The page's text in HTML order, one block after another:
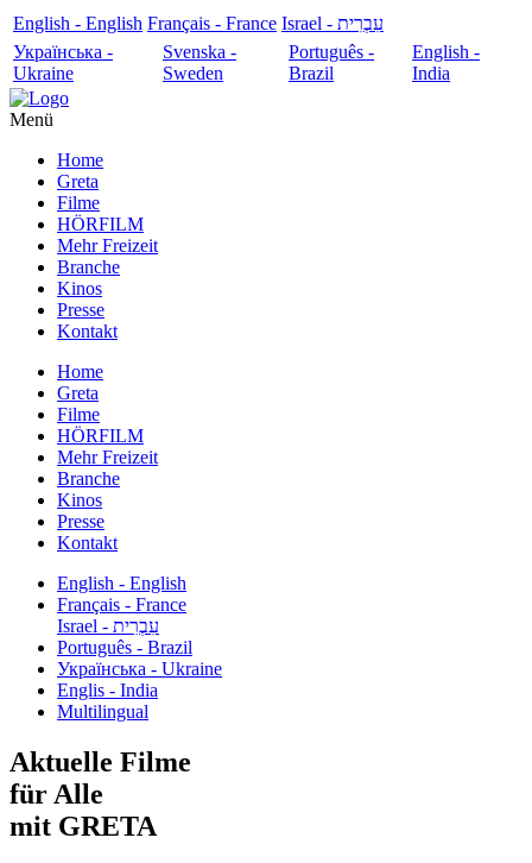
English - English Français - France
עִבְרִית - Israel
Українська -
Ukraine
Svenska -
Sweden
Português -
Brazil
English -
India
Menü
Home
Greta
Filme
HÖRFILM
Mehr Freizeit
Branche
Kinos
Presse
Kontakt
Home
Greta
Filme
HÖRFILM
Mehr Freizeit
Branche
Kinos
Presse
Kontakt
English - English
Français - France
עִבְרִית - Israel
Português - Brazil
Українська - Ukraine
Englis - India
Multilingual
Aktuelle Filme
für Alle
mit GRETA